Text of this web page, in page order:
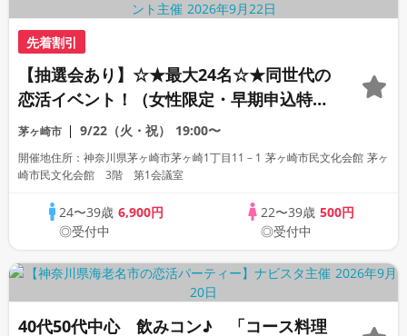
先着割引
【抽選会あり】☆★最大24名☆★同世代の
恋活イベント！（女性限定・早期申込特
典）
茅ヶ崎市 9/22（火・祝） 19:00〜
開催地住所：神奈川県茅ヶ崎市茅ヶ崎1丁目11－1 茅ヶ崎市民文化会館 茅ヶ
崎市民文化会館 3階 第1会議室
24〜39歳6,900円
◎受付中
22〜39歳 500円
◎受付中
40代50代中心 飲みコン♪ 「コース料理